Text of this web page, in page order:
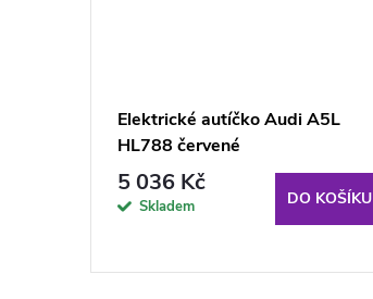
Elektrické autíčko Audi A5L
HL788 červené
5 036 Kč
Skladem DO KOŠÍKU